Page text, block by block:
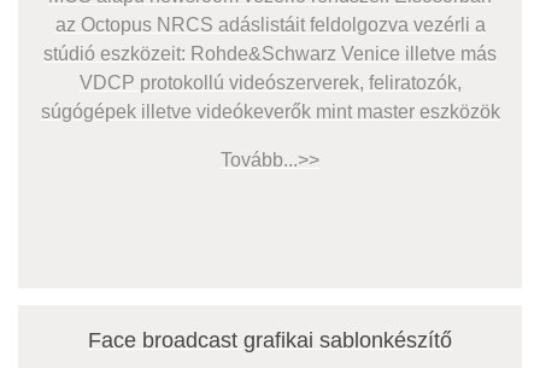
az Octopus NRCS adáslistáit feldolgozva vezérli a
stúdió eszközeit: Rohde&Schwarz Venice illetve más
VDCP protokollú videószerverek, feliratozók,
súgógépek illetve videókeverők mint master eszközök
Tovább...>>
Face broadcast grafikai sablonkészítő